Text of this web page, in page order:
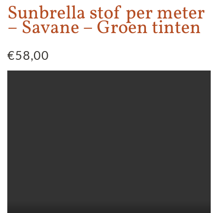
Sunbrella stof per meter
– Savane – Groen tinten
€58,00